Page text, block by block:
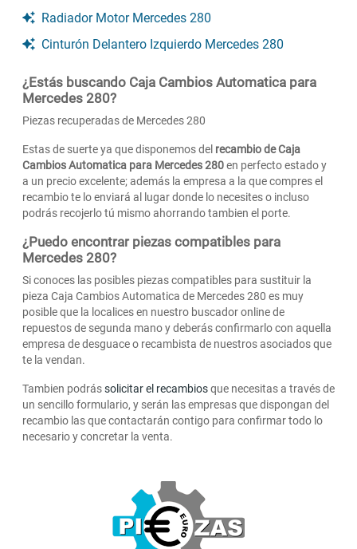
Radiador Motor Mercedes 280
Cinturón Delantero Izquierdo Mercedes 280
¿Estás buscando Caja Cambios Automatica para
Mercedes 280?
Piezas recuperadas de Mercedes 280
Estas de suerte ya que disponemos del recambio de Caja
Cambios Automatica para Mercedes 280en perfecto estado y
a un precio excelente; además la empresa a la que compres el
recambio te lo enviará al lugar donde lo necesites o incluso
podrás recojerlo tú mismo ahorrando tambien el porte.
¿Puedo encontrar piezas compatibles para
Mercedes 280?
Si conoces las posibles piezas compatibles para sustituir la
pieza Caja Cambios Automatica de Mercedes 280 es muy
posible que la localices en nuestro buscador online de
repuestos de segunda mano y deberás confirmarlo con aquella
empresa de desguace o recambista de nuestros asociados que
te la vendan.
Tambien podrássolicitar el recambiosque necesitas a través de
un sencillo formulario, y serán las empresas que dispongan del
recambio las que contactarán contigo para confirmar todo lo
necesario y concretar la venta.